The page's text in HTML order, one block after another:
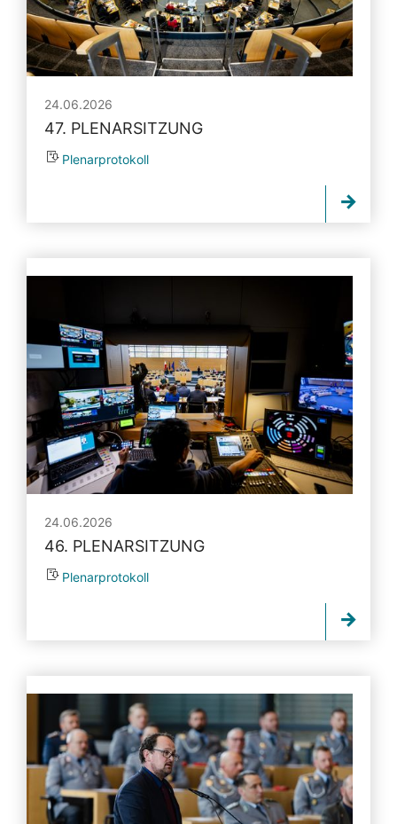
24.06.2026
47. PLENARSITZUNG
Plenarprotokoll
24.06.2026
46. PLENARSITZUNG
Plenarprotokoll